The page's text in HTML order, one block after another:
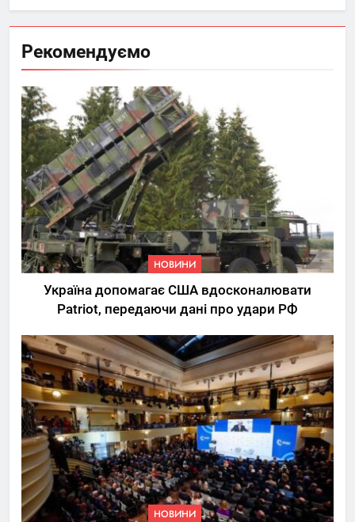
Рекомендуємо
НОВИНИ
Україна допомагає США вдосконалювати
Patriot, передаючи дані про удари РФ
НОВИНИ